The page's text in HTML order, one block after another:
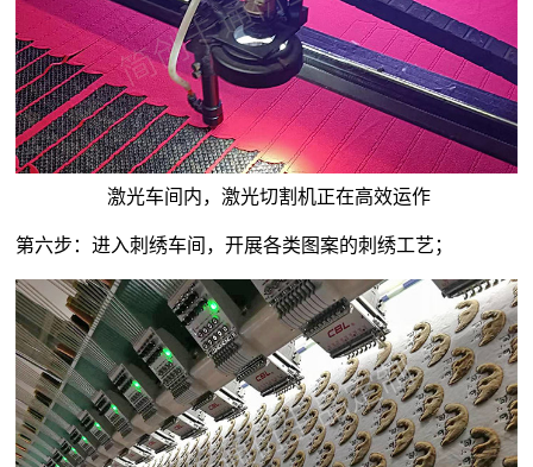
激光车间内，激光切割机正在高效运作
第六步：进入刺绣车间，开展各类图案的刺绣工艺；